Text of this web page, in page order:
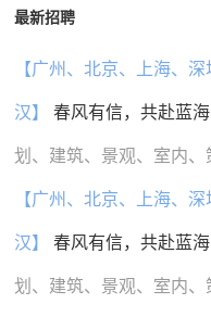
最新招聘
【广州、北京、上海、
汉】 春风有信，共赴蓝
划、建筑、景观、室内、
【广州、北京、上海、
汉】 春风有信，共赴蓝
划、建筑、景观、室内、